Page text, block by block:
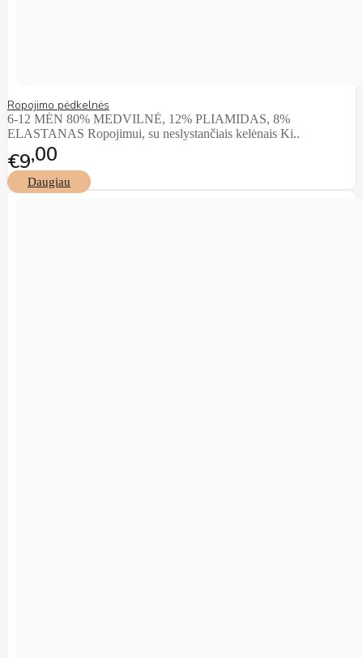
Ropojimo pėdkelnės
6-12 MĖN 80% MEDVILNĖ, 12% PLIAMIDAS, 8%
ELASTANAS Ropojimui, su neslystančiais kelėnais Ki..
€9 00
Daugiau